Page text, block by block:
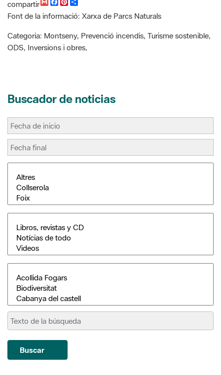
t
r
Buscador de noticias
Buscar